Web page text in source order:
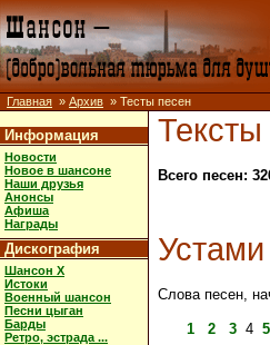
Главная » Архив » Тесты песен
Информация
Новости
Новое в шансоне
Наши друзья
Анонсы
Афиша
Награды
Дискография
Шансон X
Истоки
Военный шансон
Песни цыган
Барды
Ретро, эстрада ...
Тексты
Всего песен:
Слова песен,
1 2 3 4 5